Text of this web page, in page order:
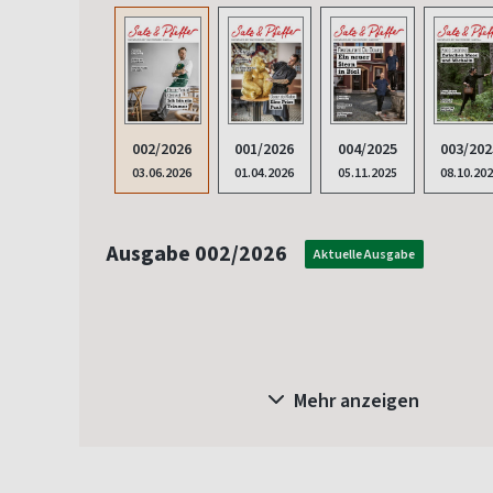
002/2026
03.06.2026
001/2026
01.04.2026
004/2025
05.11.2025
003/
Ausgabe 002/2026 Aktuelle Ausgabe
Mehr anzeigen